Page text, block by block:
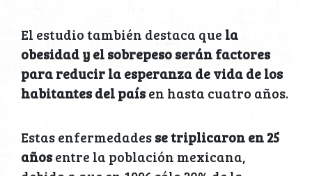
El estudio también destaca que la
obesidad y el sobrepeso serán factores
para reducir la esperanza de vida de los
habitantes del paísen hasta cuatro años.
Estas enfermedadesse triplicaron en 25
añosentre la población mexicana,